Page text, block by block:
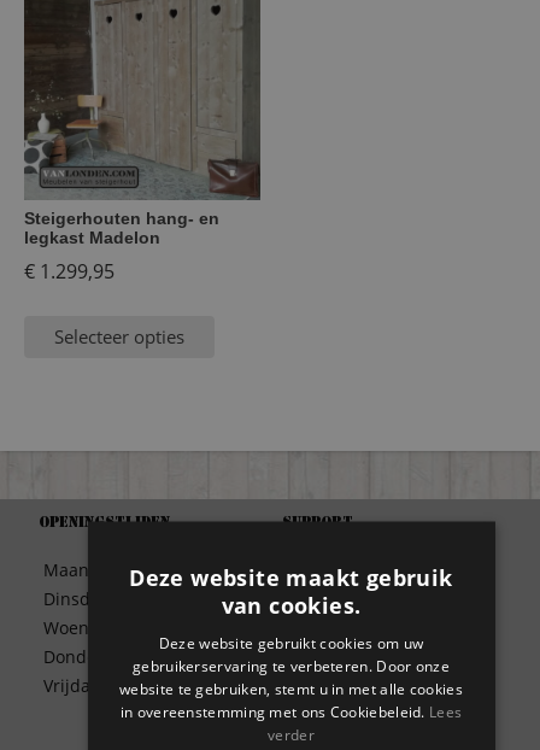
Steigerhouten hang- en
legkast Madelon
€ 1.299,95
Selecteer opties
Openingstijden
Maandag
Dinsdag
Woensdag
Donderdag
Vrijdag
09:30 – 17:00
09:30 – 17:00
09:30 – 17:00
09:30 – 17:00
Support
Betaalwijze
Bezorgen
Contact
Disclaimer
Garantie
Meest gestelde vragen
Deze website maakt gebruik
van cookies.
Deze website gebruikt cookies om uw
gebruikerservaring te verbeteren. Door onze
website te gebruiken, stemt u in met alle cookies
in overeenstemming met ons Cookiebeleid. Lees
verder